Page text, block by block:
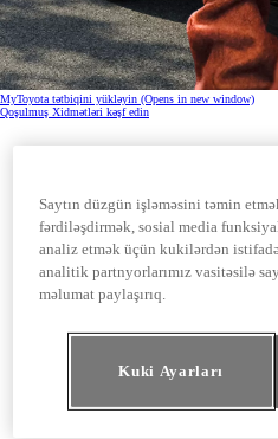
MyToyota tətbiqini yükləyin (Opens in new window)
Qoşulmuş Xidmətləri kəşf edin
Toyota-
xidmətləri
Services) ilə
təmin edin,
məlumatlı
əlinizdə
Saytın düzgün işləməsini təmin
fərdiləşdirmək, sosial media
analiz etmək üçün kukilərdən
analitik partnyorlarımız vasitəsilə
məlumat paylaşırıq.
Kuki Ayarları